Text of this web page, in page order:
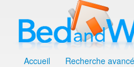
Accueil Recherche